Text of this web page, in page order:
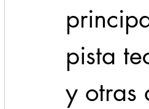
pista
y otras